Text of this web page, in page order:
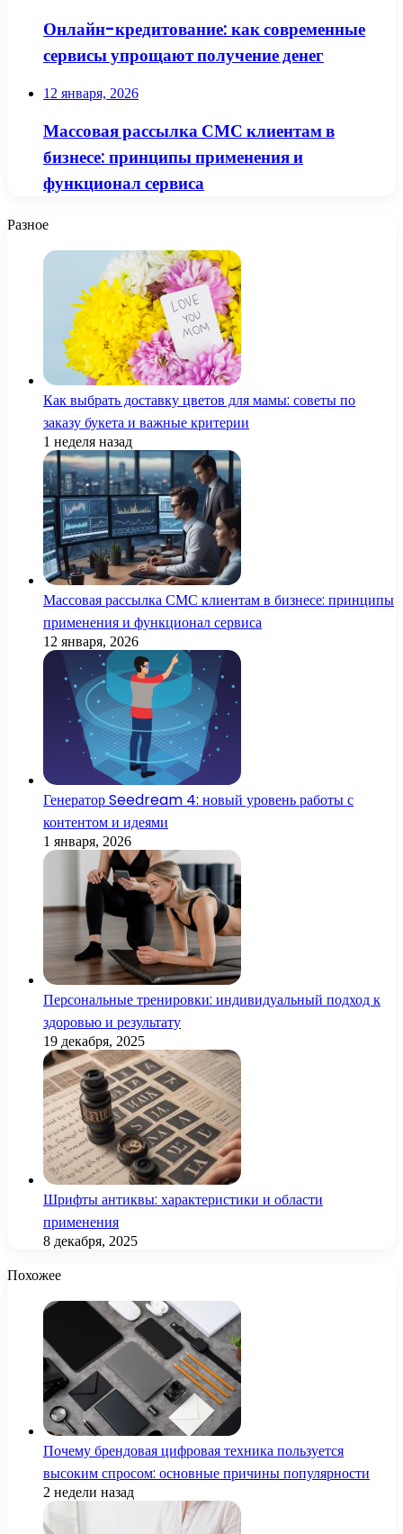
Онлайн-кредитование: как современные
сервисы упрощают получение денег
12 января, 2026
Массовая рассылка СМС клиентам в
бизнесе: принципы применения и
функционал сервиса
Разное
Как выбрать доставку цветов для мамы: советы по
заказу букета и важные критерии
1 неделя назад
Массовая рассылка СМС клиентам в бизнесе: принципы
применения и функционал сервиса
12 января, 2026
Генератор Seedream 4: новый уровень работы с
контентом и идеями
1 января, 2026
Персональные тренировки: индивидуальный подход к
здоровью и результату
19 декабря, 2025
Шрифты антиквы: характеристики и области
применения
8 декабря, 2025
Похожее
Почему брендовая цифровая техника пользуется
высоким спросом: основные причины популярности
2 недели назад